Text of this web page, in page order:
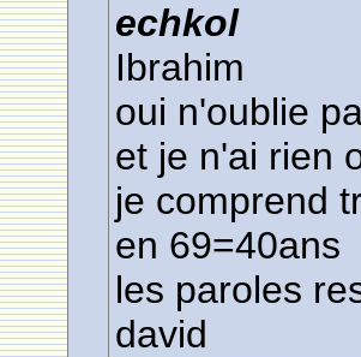
echkol
Ibrahim
oui n'oublie
et je n'ai rien
je comprend
en 69=40ans
les paroles
david